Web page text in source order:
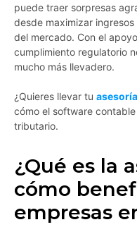
puede traer sorpresas
desde maximizar
del mercado. Con el
cumplimiento regulatorio
mucho más llevadero.
¿Quieres llevar tu
cómo el software
tributario.
¿Qué es la
cómo
empresas